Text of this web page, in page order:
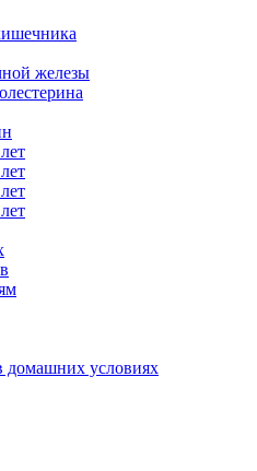
железы
домашних условиях